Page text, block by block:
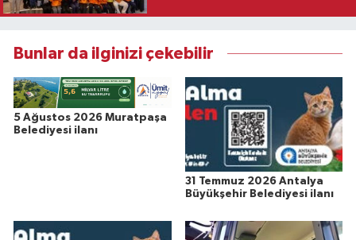
Bunlar da ilginizi çekebilir
5 Ağustos 2026 Muratpaşa
Belediyesi ilanı
31 Temmuz 2026 Antalya
Büyükşehir Belediyesi ilanı